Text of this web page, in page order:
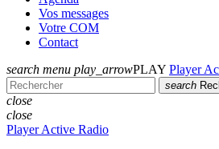
Vos messages
Votre COM
Contact
search menu play_arrowPLAY Player
search
close
close
Player Active Radio